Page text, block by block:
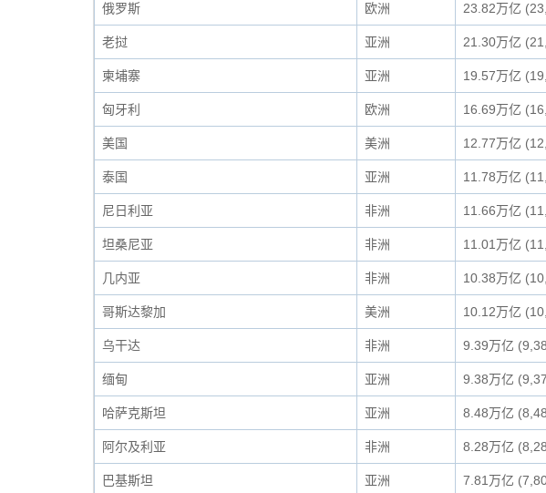
俄罗斯 欧洲 23.82万亿
老挝 亚洲 21.30万亿
柬埔寨 亚洲 19.57万亿
匈牙利 欧洲 16.69万亿
美国 美洲 12.77万亿
泰国 亚洲 11.78万亿
尼日利亚 非洲 11.66万亿
坦桑尼亚 非洲 11.01万亿
几内亚 非洲 10.38万亿
哥斯达黎加 美洲 10.12万亿
乌干达 非洲 9.39万亿
缅甸 亚洲 9.38万亿
哈萨克斯坦 亚洲 8.48万亿
阿尔及利亚 非洲 8.28万亿
巴基斯坦 亚洲 7.81万亿